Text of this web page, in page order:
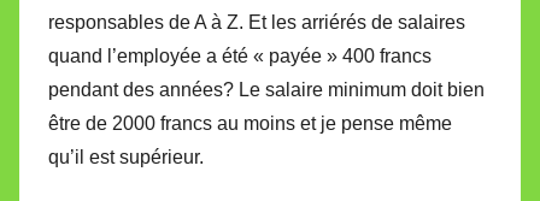
responsables de A à Z. Et les arriérés de salaires
quand l’employée a été « payée » 400 francs
pendant des années? Le salaire minimum doit bien
être de 2000 francs au moins et je pense même
qu’il est supérieur.